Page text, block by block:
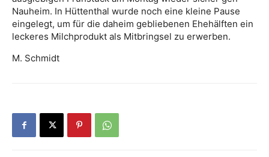
Nauheim. In Hüttenthal wurde noch eine kleine Pause
eingelegt, um für die daheim gebliebenen Ehehälften ein
leckeres Milchprodukt als Mitbringsel zu erwerben.
M. Schmidt